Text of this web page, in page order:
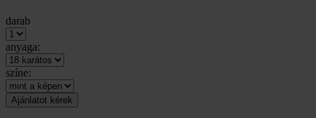
darab
anyaga:
színe: